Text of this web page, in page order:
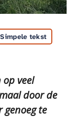
Simpele tekst
op veel
door de
genoeg te